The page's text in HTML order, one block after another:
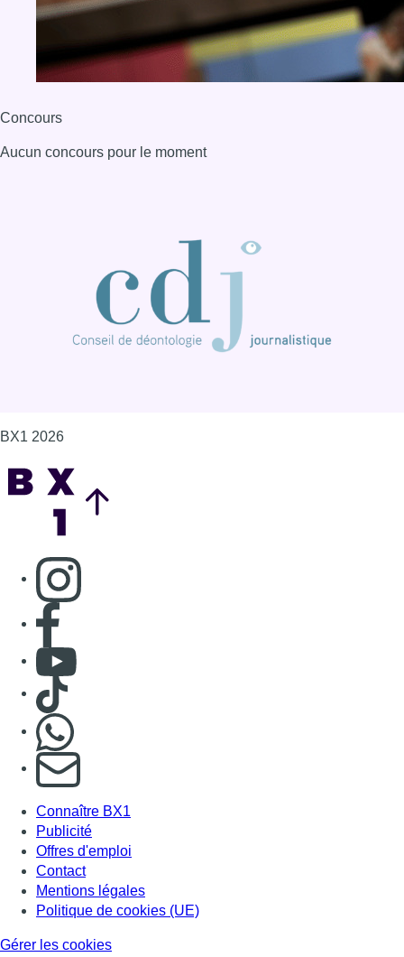
Concours
Aucun concours pour le moment
BX1 2026
Consulter page Instagram
Consulter page Facebook
Consulter Youtube
Consulter TikTok
S'abonner à notre newsletter
Connaître BX1
Publicité
Offres d'emploi
Contact
Mentions légales
Politique de cookies (UE)
Gérer les cookies